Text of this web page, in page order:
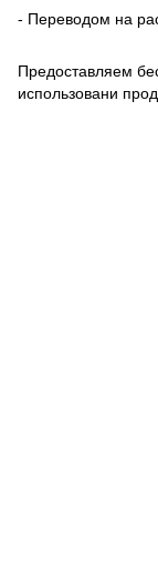
- Переводом на
Предоставляем
использовани